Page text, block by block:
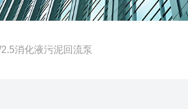
消化液污泥回流泵